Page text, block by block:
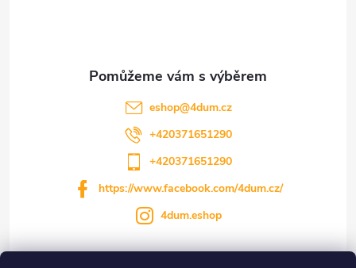
eshop@4dum.cz
+420371651290
+420371651290
https://www.facebook.com/4dum.cz/
4dum.eshop